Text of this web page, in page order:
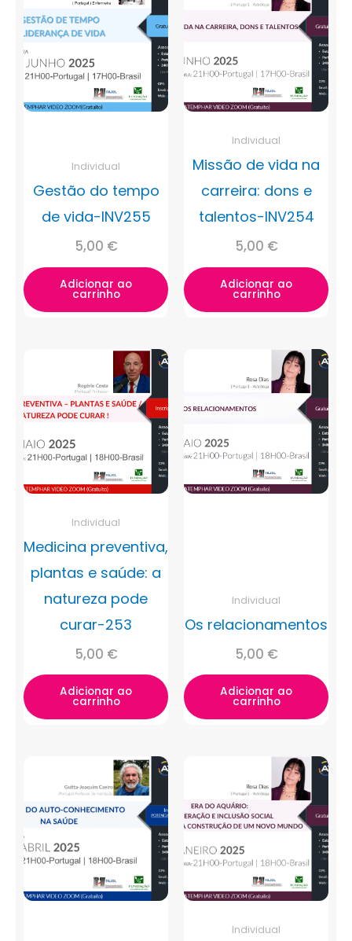
Individual
Gestão do tempo
de vida-INV255
5,00 €
Adicionar ao
carrinho
Individual
Missão de vida na
carreira: dons e
talentos-INV254
5,00 €
Adicionar ao
carrinho
Individual
Medicina preventiva,
plantas e saúde: a
natureza pode
curar-253
5,00 €
Adicionar ao
carrinho
Individual
Os relacionamentos
5,00 €
Adicionar ao
carrinho
Individual